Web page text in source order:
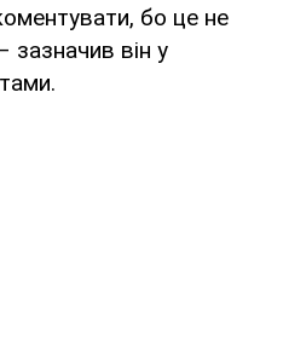
бо це не
зазначив він у